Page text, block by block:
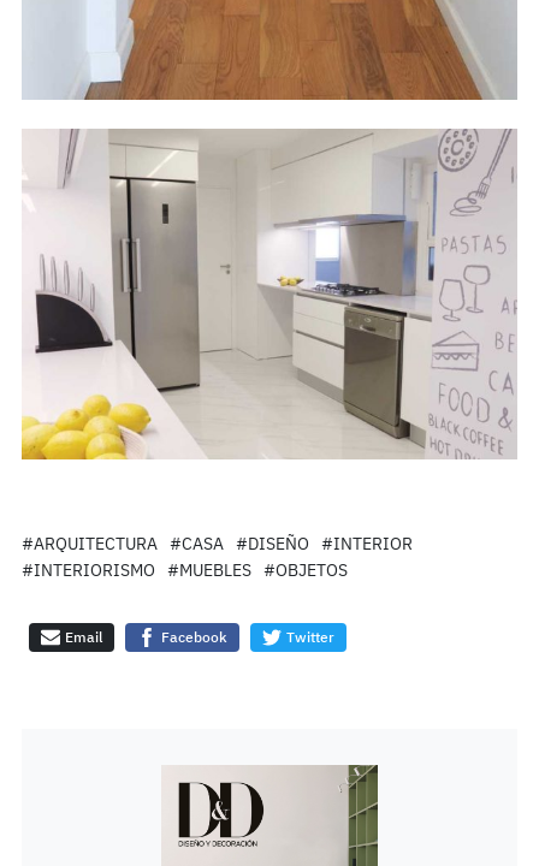
#ARQUITECTURA #CASA #DISEÑO
#INTERIOR
#INTERIORISMO
#MUEBLES #OBJETOS
Email Facebook Twitter